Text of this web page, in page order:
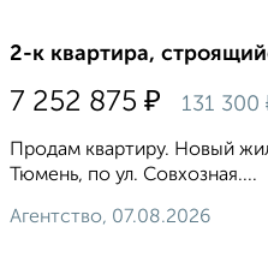
2-к квартира,
7 252 875 ₽ 131 300
Продам квартиру. Новый
Тюмень, по ул. Совхозная....
Агентство, 07.08.2026